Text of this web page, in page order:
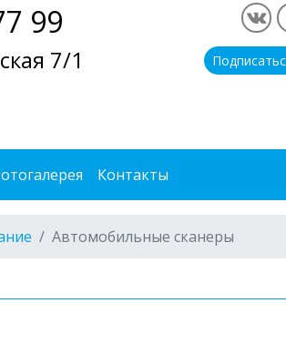
99
7/1
Контакты
Автомобильные сканеры